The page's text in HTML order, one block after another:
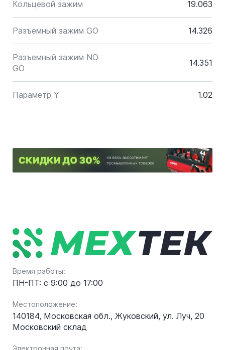
Кольцевой зажим 19.063
Разъемный зажим GO 14.326
Разъемный зажим NO
GO
14.351
Параметр Y 1.02
Время работы:
ПН-ПТ: с 9:00 до 17:00
Местоположение:
140184, Московская обл., Жуковский, ул. Луч, 20
Московский склад